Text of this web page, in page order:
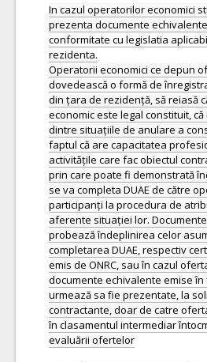
In cazul operatorilor economici
prezenta documente
conformitate cu legislatia
rezidenta.
Operatorii economici ce depun
dovedească o formă de
din țara de rezidență, să reiasă
economic este legal constituit,
dintre situațiile de anulare a
faptul că are capacitatea
activitățile care fac obiectul
prin care poate fi demonstrată
se va completa DUAE de către
participanți la procedura de
aferente situației lor.
probează îndeplinirea celor
completarea DUAE, respectiv
emis de ONRC, sau în cazul
documente echivalente emise
urmează sa fie prezentate, la
contractante, doar de catre
în clasamentul intermediar
evaluării ofertelor